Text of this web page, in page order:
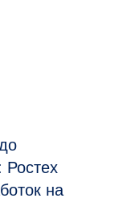
Ростех
на